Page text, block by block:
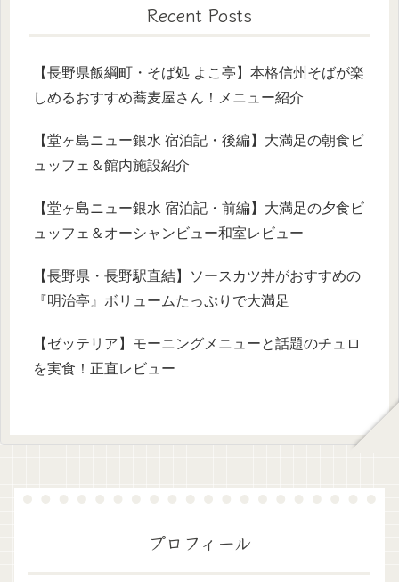
Recent Posts
【長野県飯綱町・そば処 よこ亭】本格信州そばが楽
しめるおすすめ蕎麦屋さん！メニュー紹介
【堂ヶ島ニュー銀水 宿泊記・後編】大満足の朝食ビ
ュッフェ＆館内施設紹介
【堂ヶ島ニュー銀水 宿泊記・前編】大満足の夕食ビ
ュッフェ＆オーシャンビュー和室レビュー
【長野県・長野駅直結】ソースカツ丼がおすすめの
『明治亭』ボリュームたっぷりで大満足
【ゼッテリア】モーニングメニューと話題のチュロ
を実食！正直レビュー
プロフィール